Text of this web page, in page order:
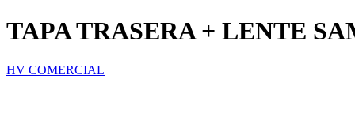
TAPA TRASERA + LENTE
HV COMERCIAL